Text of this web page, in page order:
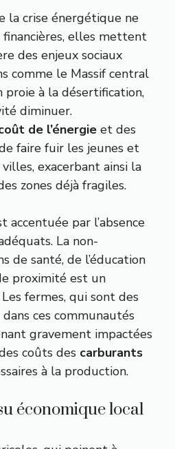
la crise énergétique ne
elles mettent
des enjeux sociaux
comme le Massif central
proie à la désertification,
diminuer.
de l’énergie et des
faire fuir les jeunes et
exacerbant ainsi la
zones déjà fragiles.
accentuée par l’absence
La non-
de santé, de l’éducation
proximité est un
fermes, qui sont des
ces communautés
gravement impactées
coûts des carburants
à la production.
économique local